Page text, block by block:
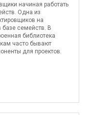
начиная работать
Одна из
на
базе семейств. В
библиотека
часто бывают
для проектов.